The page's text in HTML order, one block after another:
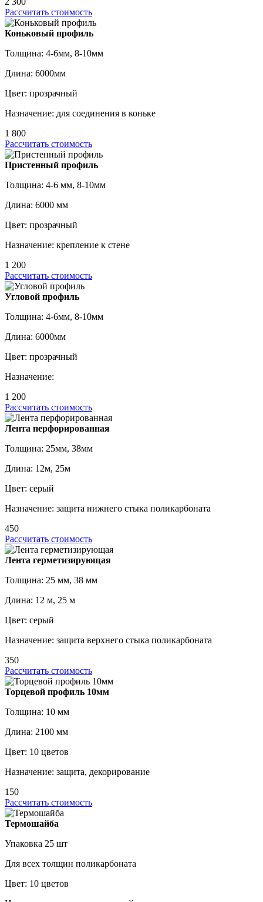
Рассчитать стоимость
Коньковый профиль
Толщина: 4-6мм, 8-10мм
Длина: 6000мм
Цвет: прозрачный
Назначение: для соединения в коньке
1 800
Рассчитать стоимость
Пристенный профиль
Толщина: 4-6 мм, 8-10мм
Длина: 6000 мм
Цвет: прозрачный
Назначение: крепление к стене
1 200
Рассчитать стоимость
Угловой профиль
Толщина: 4-6мм, 8-10мм
Длина: 6000мм
Цвет: прозрачный
Назначение:
1 200
Рассчитать стоимость
Лента перфорированная
Толщина: 25мм, 38мм
Длина: 12м, 25м
Цвет: серый
Назначение: защита нижнего стыка поликарбоната
450
Рассчитать стоимость
Лента герметизирующая
Толщина: 25 мм, 38 мм
Длина: 12 м, 25 м
Цвет: серый
Назначение: защита верхнего стыка поликарбоната
350
Рассчитать стоимость
Торцевой профиль 10мм
Толщина: 10 мм
Длина: 2100 мм
Цвет: 10 цветов
Назначение: защита, декорирование
150
Рассчитать стоимость
Термошайба
Упаковка 25 шт
Для всех толщин поликарбоната
Цвет: 10 цветов